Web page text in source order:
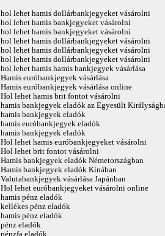
hol lehet hamis dollárbankjegyeket vásárolni
hol lehet hamis bankjegyeket vásárolni
hol lehet hamis bankjegyeket vásárolni
hol lehet hamis dollárbankjegyeket vásárolni
hol lehet hamis dollárbankjegyeket vásárolni
hol lehet hamis dollárbankjegyeket vásárolni
hol lehet hamis hamis bankjegyek vásárlása
Hamis euróbankjegyek vásárlása
Hamis euróbankjegyek vásárlása online
Hol lehet hamis brit fontot vásárolni
hamis bankjegyek eladók az Egyesült
hamis bankjegyek eladók
hamis euróbankjegyek eladók
hamis bankjegyek eladók
Hol lehet hamis euróbankjegyeket vásárolni
Hol lehet brit fontot vásárolni
Hamis bankjegyek eladók Németországban
Hamis bankjegyek eladók Kínában
Valutabankjegyek vásárlása Japánban
Hol lehet euróbankjegyeket vásárolni online
hamis pénz eladók
kellékes pénz eladók
hamis pénz eladók
pénz eladók
pénzfa eladók